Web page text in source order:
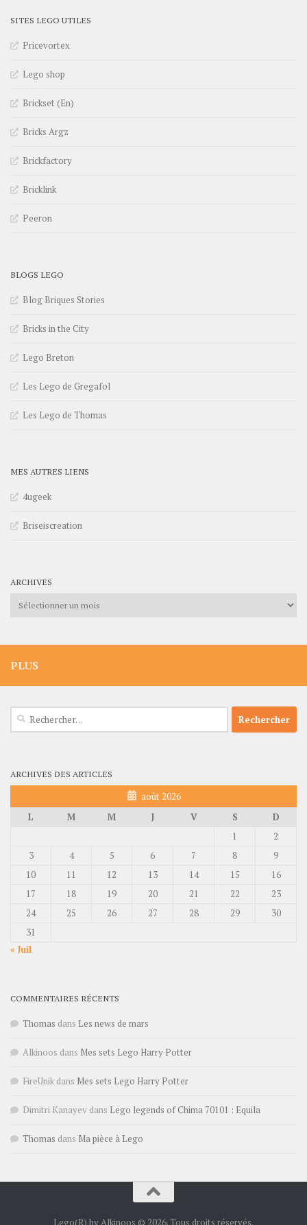
SITES LEGO UTILES
Pricevortex
Lego shop
Brickset (En)
Bricks Argz
Brickfactory
Bricklink
Peeron
BLOGS LEGO
Blog Briques Stories
Bricks in the City
Lego Breton
Les Lego de Gregafol
Les Lego de Thomas
MES AUTRES LIENS
4ugeek
Briseiscreation
ARCHIVES
Archives
PLUS
Rechercher :
ARCHIVES DES ARTICLES
août 2026
L
M M J V S
D
1
2
3
4 5 6 7 8
9
10
11 12 13 14 15
16
17
18 19 20 21 22
23
24
25 26 27 28 29
30
31
« Juil
COMMENTAIRES RÉCENTS
Thomas dans Les news de mars
Alkinoos dans Mes sets Lego Harry Potter
FireUnik dans Mes sets Lego Harry Potter
Dimitri Kanayev dans Lego legends of Chima 70101 : Equila
Thomas dans Ma pièce à Lego
Lego(R) by Alkinoos © 2026. Tous droits réservés.